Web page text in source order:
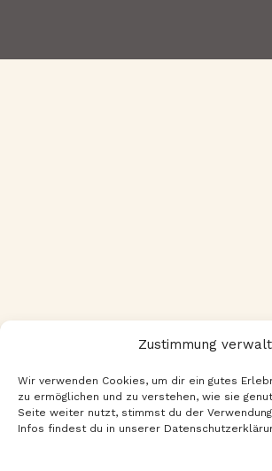
Zustimmung
Wir verwenden Cookies, um dir ein gutes
zu ermöglichen und zu verstehen, wie sie
Seite weiter nutzt, stimmst du der
Infos findest du in unserer